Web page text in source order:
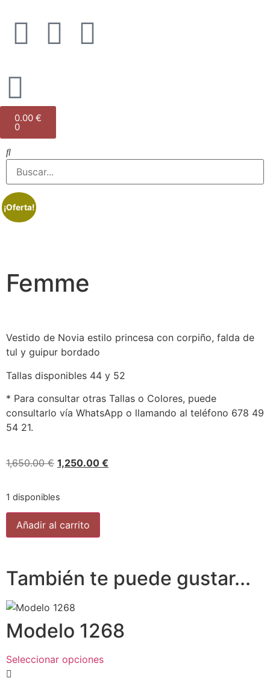
0.00 €
0
¡Oferta!
Femme
Vestido de Novia estilo princesa con corpiño, falda de
tul y guipur bordado
Tallas disponibles 44 y 52
* Para consultar otras Tallas o Colores, puede
consultarlo vía WhatsApp o llamando al teléfono 678 49
54 21.
1,650.00€ 1,250.00 €
1 disponibles
Añadir al carrito
También te puede gustar...
Modelo 1268
Seleccionar opciones